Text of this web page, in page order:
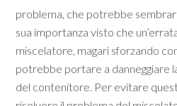
problema, che potrebbe
sua importanza visto che
miscelatore, magari sforzando
potrebbe portare a danneggiare
del contenitore. Per evitare